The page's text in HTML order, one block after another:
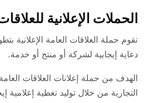
الحملات الإعلانية
تقوم حملة العلاقات العامة الإعلانية
دعاية إيجابية لشركة أو منتج أو خدمة.
الهدف من حملة إعلانات العلاقات
التجارية من خلال توليد تغطية إعلامية